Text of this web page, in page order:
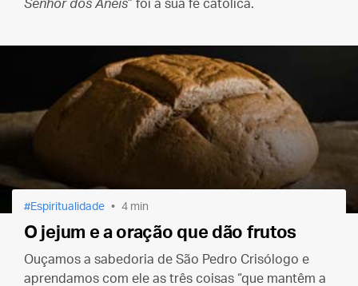
Senhor dos Anéis” foi a sua fé católica.
Espiritualidade 4 min
O jejum e a oração que dão frutos
Ouçamos a sabedoria de São Pedro Crisólogo e
aprendamos com ele as três coisas “que mantêm a